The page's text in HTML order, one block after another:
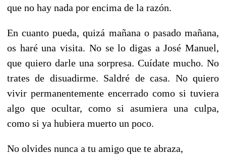
que no hay nada por encima de la razón.
En cuanto pueda, quizá mañana o pasado mañana,
os haré una visita. No se lo digas a José Manuel,
que quiero darle una sorpresa. Cuídate mucho. No
trates de disuadirme. Saldré de casa. No quiero
vivir permanentemente encerrado como si tuviera
algo que ocultar, como si asumiera una culpa,
como si ya hubiera muerto un poco.
No olvides nunca a tu amigo que te abraza,